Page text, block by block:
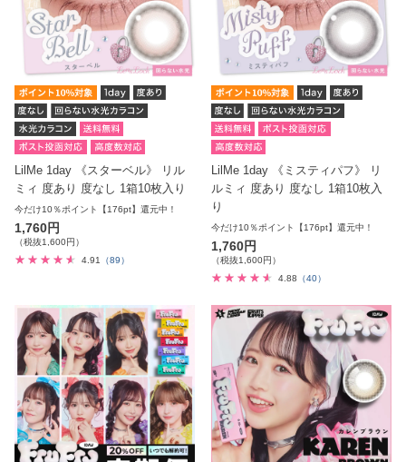
LilMe 1day 《スターベル》 リル
ミィ 度あり 度なし 1箱10枚入り
今だけ10％ポイント【176pt】還元中！
1,760円
（税抜1,600円）
4.91
（89）
LilMe 1day 《ミスティパフ》 リ
ルミィ 度あり 度なし 1箱10枚入
り
今だけ10％ポイント【176pt】還元中！
1,760円
（税抜1,600円）
4.88
（40）